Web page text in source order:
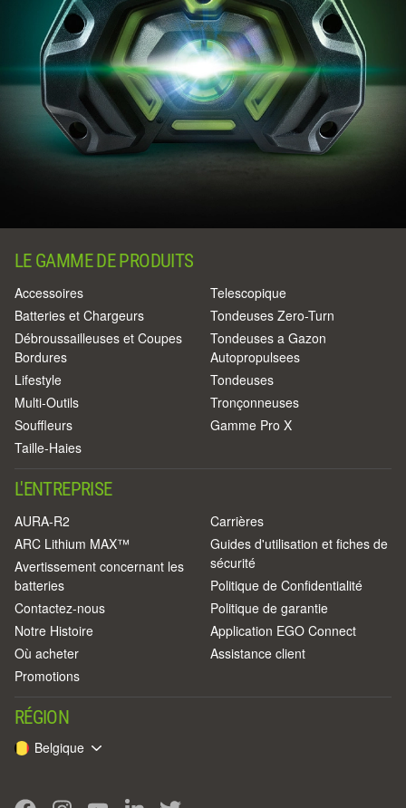
LE GAMME DE PRODUITS
Accessoires
Batteries et Chargeurs
Débroussailleuses et Coupes
Bordures
Lifestyle
Multi-Outils
Souffleurs
Taille-Haies
Telescopique
Tondeuses Zero-Turn
Tondeuses a Gazon
Autopropulsees
Tondeuses
Tronçonneuses
Gamme Pro X
L'ENTREPRISE
AURA-R2
ARC Lithium MAX™
Avertissement concernant les
batteries
Contactez-nous
Notre Histoire
Où acheter
Promotions
Carrières
Guides d'utilisation et fiches de
sécurité
Politique de Confidentialité
Politique de garantie
Application EGO Connect
Assistance client
RÉGION
Belgique